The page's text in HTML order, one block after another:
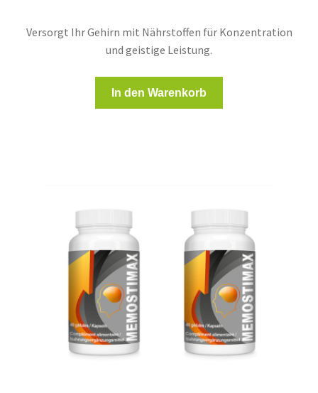
Versorgt Ihr Gehirn mit Nährstoffen für Konzentration
und geistige Leistung.
In den Warenkorb